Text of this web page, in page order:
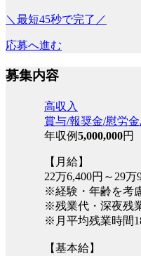
＼最短45秒で完了／
応募へ進む
募集内容
高収入
賞与/報奨金/慰労金
年収例5,000,000円
【月給】
22万6,400円～29万
※経験・年齢を考
※残業代・深夜残
※月平均残業時間
【基本給】